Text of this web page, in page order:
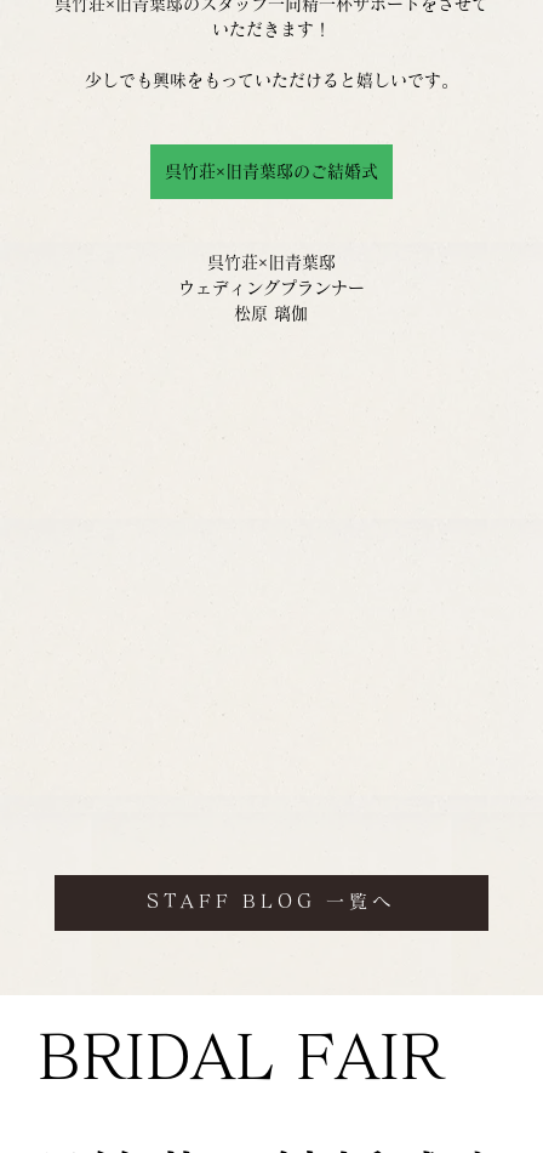
呉竹荘×旧青葉邸のスタッフ一同精一杯サポートをさせて
いただきます！
少しでも興味をもっていただけると嬉しいです。
呉竹荘×旧青葉邸のご結婚式
呉竹荘×旧青葉邸
ウェディングプランナー
松原 璃伽
STAFF BLOG 一覧へ
BRIDAL FAIR